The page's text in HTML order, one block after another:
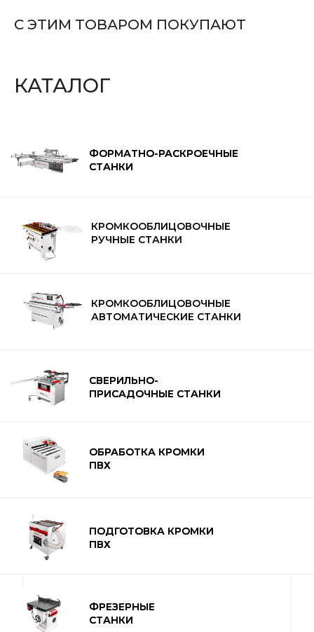
С ЭТИМ ТОВАРОМ ПОКУПАЮТ
КАТАЛОГ
КРОМКООБЛИЦОВОЧНЫЕ
АВТОМАТИЧЕСКИЕ СТАНКИ
КРОМКООБЛИЦОВОЧНЫЕ
РУЧНЫЕ СТАНКИ
ФОРМАТНО-РАСКРОЕЧНЫЕ
СТАНКИ
ФРЕЗЕРНЫЕ
СТАНКИ
ПОДГОТОВКА КРОМКИ
ПВХ
СВЕРИЛЬНО-
ПРИСАДОЧНЫЕ СТАНКИ
ОБРАБОТКА КРОМКИ
ПВХ
ФОРМАТНО-РАСКРОЕЧНЫЕ
СТАНКИ
ФРЕЗЕРНЫЕ
СТАНКИ
ПОДГОТОВКА КРОМКИ
ПВХ
СВЕРИЛЬНО-
ПРИСАДОЧНЫЕ СТАНКИ
ОБРАБОТКА КРОМКИ
ПВХ